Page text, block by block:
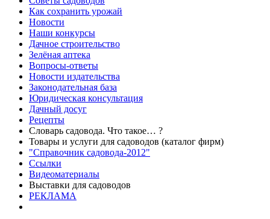
Как сохранить урожай
Новости
Наши конкурсы
Дачное строительство
Зелёная аптека
Вопросы-ответы
Новости издательства
Законодательная база
Юридическая консультация
Дачный досуг
Рецепты
Словарь садовода. Что такое… ?
Товары и услуги для садоводов (каталог фирм)
"Справочник садовода-2012"
Ссылки
Видеоматериалы
Выставки для садоводов
РЕКЛАМА